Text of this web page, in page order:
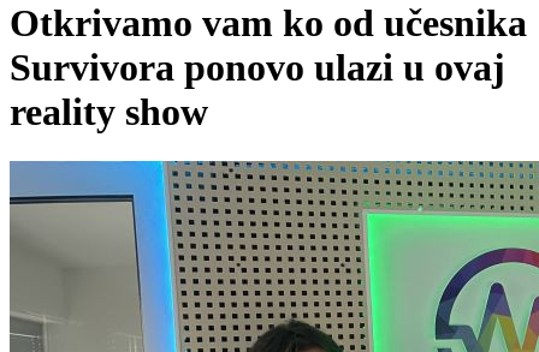
Otkrivamo vam ko od učesnika
Survivora ponovo ulazi u ovaj
reality show